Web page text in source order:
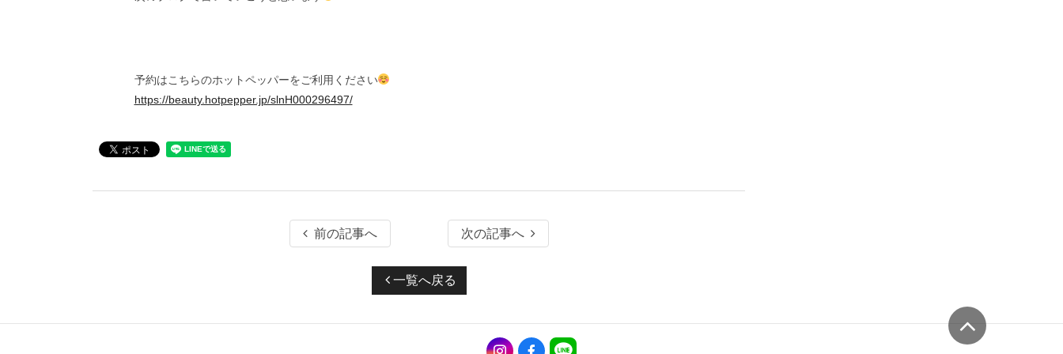
予約はこちらのホットペッパーをご利用ください
https://beauty.hotpepper.jp/slnH000296497/
前の記事へ 次の記事へ
一覧へ戻る